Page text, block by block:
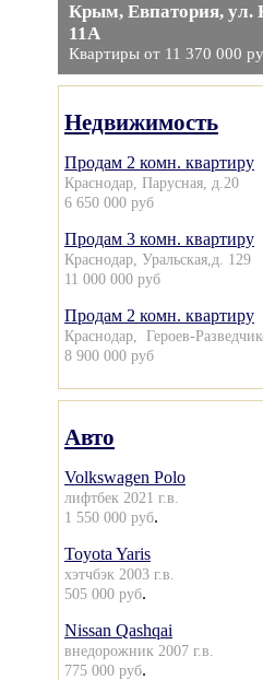
Крым, Евпатория, ул.
11А
Квартиры от 11 370 000
Недвижимость
Продам 2 комн. квартиру
Краснодар, Парусная, д.20
6 650 000 руб
Продам 3 комн. квартиру
Краснодар, Уральская,д. 129
11 000 000 руб
Продам 2 комн. квартиру
Краснодар, Героев-
8 900 000 руб
Авто
Volkswagen Polo
лифтбек 2021 г.в.
1 550 000 руб.
Toyota Yaris
хэтчбэк 2003 г.в.
505 000 руб.
Nissan Qashqai
внедорожник 2007 г.в.
775 000 руб.